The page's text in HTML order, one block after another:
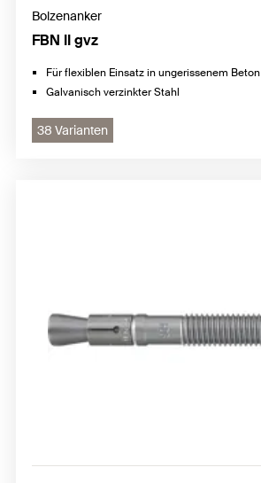
Bolzenanker
FBN II gvz
Für flexiblen Einsatz in ungerissenem Beton
Galvanisch verzinkter Stahl
38 Varianten